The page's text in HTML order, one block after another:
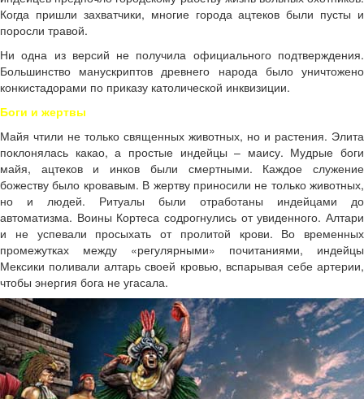
Когда пришли захватчики, многие города ацтеков были пусты и
поросли травой.
Ни одна из версий не получила официального подтверждения.
Большинство манускриптов древнего народа было уничтожено
конкистадорами по приказу католической инквизиции.
Боги и жертвы
Майя чтили не только священных животных, но и растения. Элита
поклонялась какао, а простые индейцы – маису. Мудрые боги
майя, ацтеков и инков были смертными. Каждое служение
божеству было кровавым. В жертву приносили не только животных,
но и людей. Ритуалы были отработаны индейцами до
автоматизма. Воины Кортеса содрогнулись от увиденного. Алтари
и не успевали просыхать от пролитой крови. Во временных
промежутках между «регулярными» почитаниями, индейцы
Мексики поливали алтарь своей кровью, вспарывая себе артерии,
чтобы энергия бога не угасала.